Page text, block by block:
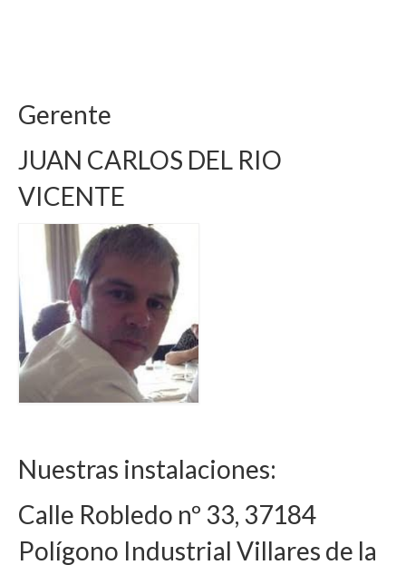
Gerente
JUAN CARLOS DEL RIO
VICENTE
Nuestras instalaciones:
Calle Robledo nº 33, 37184
Polígono Industrial Villares de la